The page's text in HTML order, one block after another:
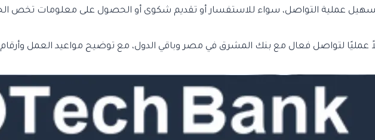
عملية التواصل، سواء للاستفسار أو تقديم شكوى أو الحصول على معلومات تخص
عمليًا لتواصل فعال مع بنك المشرق في مصر وباقي الدول، مع توضيح مواعيد العمل وأرقام